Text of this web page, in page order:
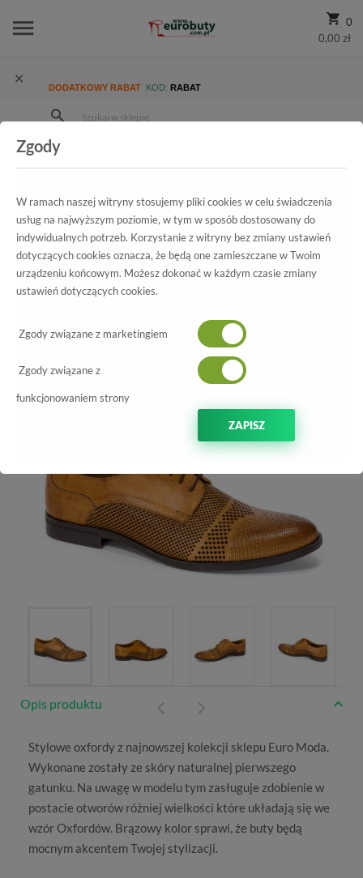
0
0,00 zł
DODATKOWY RABAT KOD: RABAT
Kolekcja męska
Półbuty codzienne
Wszystkie produkty
ST 291/163L2/TR Rudy
Opis produktu
Stylowe oxfordy z najnowszej kolekcji sklepu Euro Moda.
Wykonane zostały ze skóry naturalnej pierwszego
gatunku. Na uwagę w modelu tym zasługuje zdobienie w
postacie otworów różniej wielkości które układają się we
wzór Oxfordów. Brązowy kolor sprawi, że buty będą
mocnym akcentem Twojej stylizacji.
Zgody
W ramach naszej witryny stosujemy pliki cookies w celu świadczenia
usług na najwyższym poziomie, w tym w sposób dostosowany do
indywidualnych potrzeb. Korzystanie z witryny bez zmiany ustawień
dotyczących cookies oznacza, że będą one zamieszczane w Twoim
urządzeniu końcowym. Możesz dokonać w każdym czasie zmiany
ustawień dotyczących cookies.
Zgody związane z marketingiem
Zgody związane z
funkcjonowaniem strony
ZAPISZ